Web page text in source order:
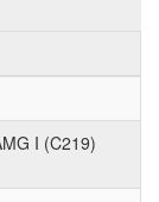
I (C219)